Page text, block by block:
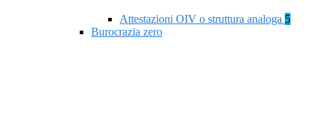
Attestazioni OIV o struttura analoga 5
Burocrazia zero